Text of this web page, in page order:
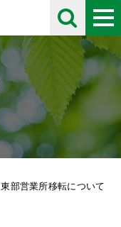
東部営業所移転について